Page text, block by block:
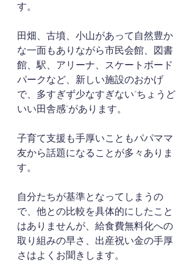
す。
田畑、古墳、小山があって自然豊か
な一面もありながら市民会館、図書
館、駅、アリーナ、スケートボード
パークなど、新しい施設のおかげ
で、多すぎず少なすぎない"ちょうど
いい田舎感"があります。
子育て支援も手厚いこともパパママ
友から話題になることが多々ありま
す。
自分たちが基準となってしまうの
で、他との比較を具体的にしたこと
はありませんが、給食費無料化への
取り組みの早さ、出産祝い金の手厚
さはよくお聞きします。